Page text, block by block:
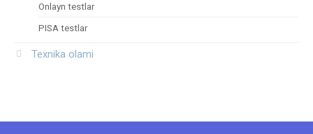
Onlayn testlar
PISA testlar
Texnika olami